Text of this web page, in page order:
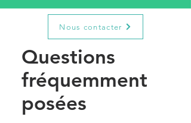
Nous contacter
Questions
fréquemment
posées